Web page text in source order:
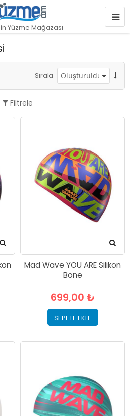
Yüzme Mağazası
Sırala
Filtrele
Mad Wave YOU ARE Silikon
Bone
699,00 ₺
SEPETE EKLE